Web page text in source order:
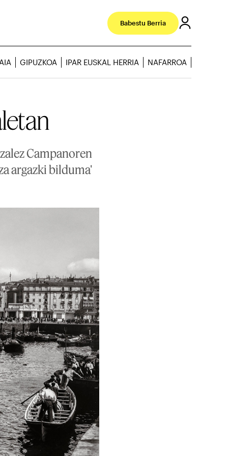
Babestu Berria
GIPUZKOA IPAR EUSKAL HERRIA NAFARROA
Campanoren
argazki bilduma'